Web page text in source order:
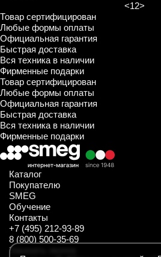
<12>
Товар сертифицирован
Любые формы оплаты
Официальная гарантия
Быстрая доставка
Вся техника в наличии
Фирменные подарки
Товар сертифицирован
Любые формы оплаты
Официальная гарантия
Быстрая доставка
Вся техника в наличии
Фирменные подарки
Каталог
Покупателю
SMEG
Обучение
Контакты
+7 (495) 212-93-89
8 (800) 500-35-69
Заказать звонок